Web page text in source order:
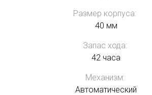
Размер корпуса:
40 мм
Запас хода:
42 часа
Механизм:
Автоматический